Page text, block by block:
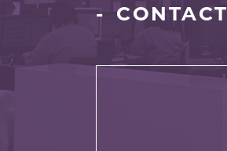
CONTACT